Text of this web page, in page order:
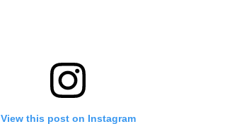
View this post on Instagram